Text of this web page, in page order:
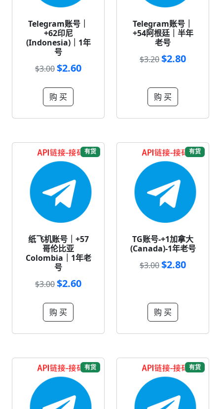
Telegram账号｜
+62印尼
(Indonesia)｜1年
号
$3.00$2.60
购 买
Telegram账号｜
+54阿根廷｜半年
老号
$3.20$2.80
购 买
有货
纸飞机账号｜+57
哥伦比亚
Colombia｜1年老
号
$3.00$2.60
购 买
有货
TG账号-+1加拿大
(Canada)-1年老号
$3.00$2.80
购 买
有货 有货